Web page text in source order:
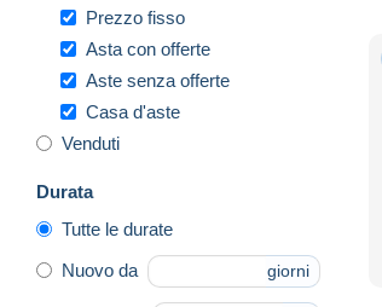
Prezzo fisso
Asta con offerte
Aste senza offerte
Casa d'aste
Venduti
Durata
Tutte le durate
Nuovo da giorni